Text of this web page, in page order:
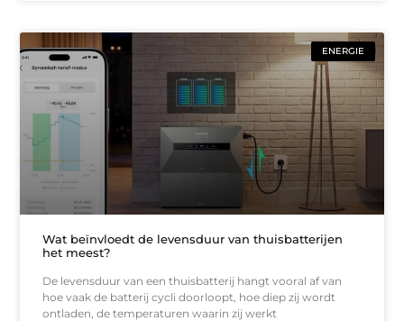
ENERGIE
Wat beïnvloedt de levensduur van thuisbatterijen
het meest?
De levensduur van een thuisbatterij hangt vooral af van
hoe vaak de batterij cycli doorloopt, hoe diep zij wordt
ontladen, de temperaturen waarin zij werkt